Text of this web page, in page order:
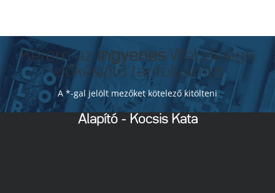
Kérem az ingyenes Webdesign
előkészítő tanfolyamot
A *-gal jelölt mezőket kötelező kitölteni
Alapító - Kocsis Kata